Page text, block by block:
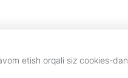
etish orqali siz cookies-dan